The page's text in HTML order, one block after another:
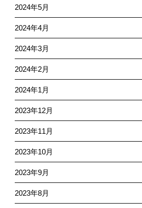
2024年5月
2024年4月
2024年3月
2024年2月
2024年1月
2023年12月
2023年11月
2023年10月
2023年9月
2023年8月